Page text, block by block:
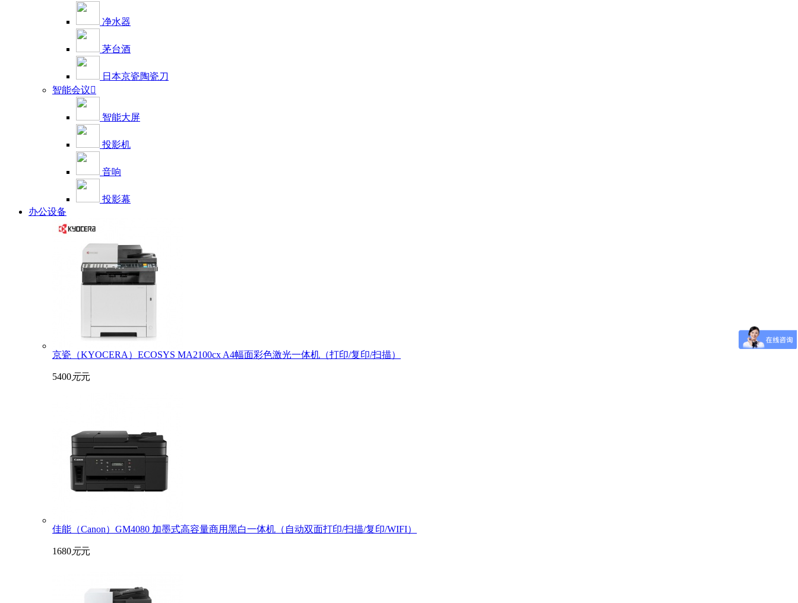
净水器
茅台酒
日本京瓷陶瓷刀
智能会议
智能大屏
投影机
音响
投影幕
办公设备
京瓷（KYOCERA）ECOSYS MA2100cx A4幅面彩色激光一体机（打印/复印/扫描）
5400元元
佳能（Canon）GM4080 加墨式高容量商用黑白一体机（自动双面打印/扫描/复印/WIFI）
1680元元